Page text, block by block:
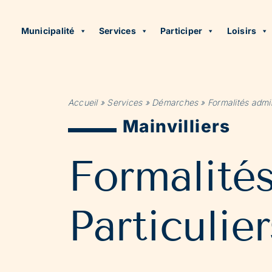
Municipalité Services Participer Loisirs
Accueil» Services» Démarches» Formalités
Mainvilliers